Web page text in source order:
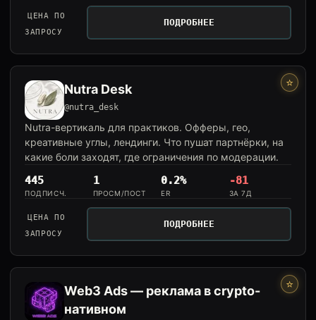
ЦЕНА ПО
ЗАПРОСУ
ПОДРОБНЕЕ
⭐
Nutra Desk
@nutra_desk
Nutra-вертикаль для практиков. Офферы, гео,
креативные углы, лендинги. Что пушат партнёрки, на
какие боли заходят, где ограничения по модерации.
445
ПОДПИСЧ.
1
ПРОСМ/ПОСТ
0.2%
ER
-81
ЗА 7Д
ЦЕНА ПО
ЗАПРОСУ
ПОДРОБНЕЕ
⭐
Web3 Ads — реклама в crypto-
нативном